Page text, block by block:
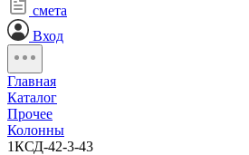
смета
Вход
Главная
Каталог
Прочее
Колонны
1КСД-42-3-43